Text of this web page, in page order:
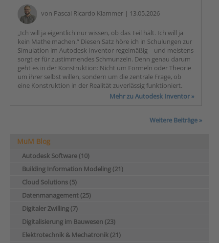
von Pascal Ricardo Klammer | 13.05.2026
„Ich will ja eigentlich nur wissen, ob das Teil hält. Ich will ja
kein Mathe machen.“ Diesen Satz höre ich in Schulungen zur
Simulation im Autodesk Inventor regelmäßig – und meistens
sorgt er für zustimmendes Schmunzeln. Denn genau darum
geht es in der Konstruktion: Nicht um Formeln oder Theorie
um ihrer selbst willen, sondern um die zentrale Frage, ob
eine Konstruktion in der Realität zuverlässig funktioniert.
Mehr zu Autodesk Inventor »
Weitere Beiträge »
MuM Blog
Autodesk Software (10)
Building Information Modeling (21)
Cloud Solutions (5)
Datenmanagement (25)
Digitaler Zwilling (7)
Digitalisierung im Bauwesen (23)
Elektrotechnik & Mechatronik (21)